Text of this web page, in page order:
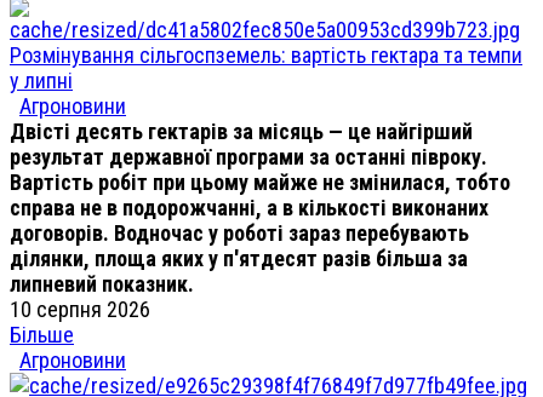
Розмінування сільгоспземель: вартість гектара та темпи
у липні
Агроновини
Двісті десять гектарів за місяць — це найгірший
результат державної програми за останні півроку.
Вартість робіт при цьому майже не змінилася, тобто
справа не в подорожчанні, а в кількості виконаних
договорів. Водночас у роботі зараз перебувають
ділянки, площа яких у п'ятдесят разів більша за
липневий показник.
10 серпня 2026
Більше
Агроновини